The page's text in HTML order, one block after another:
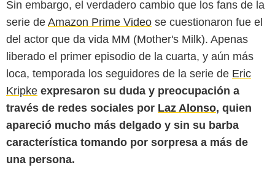
Sin embargo, el verdadero cambio que los fans de la
serie de Amazon Prime Video se cuestionaron fue el
del actor que da vida MM (Mother's Milk). Apenas
liberado el primer episodio de la cuarta, y aún más
loca, temporada los seguidores de la serie de Eric
Kripke expresaron su duda y preocupación a
través de redes sociales por Laz Alonso, quien
apareció mucho más delgado y sin su barba
característica tomando por sorpresa a más de
una persona.
X